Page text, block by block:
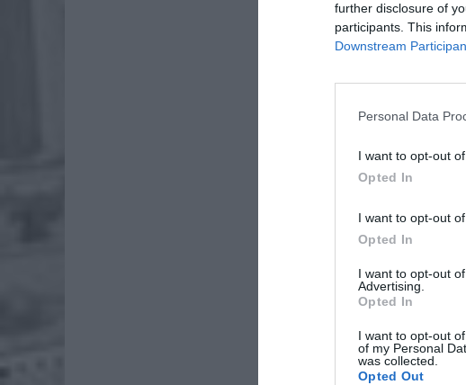
further disclosure of
participants. This
Downstream
Personal Data
I want to opt-out
Opted In
I want to opt-out
Opted In
I want to opt-out
Advertising.
Opted In
I want to opt-out
of my Personal
was collected.
Opted Out
ZTM informuje,